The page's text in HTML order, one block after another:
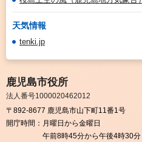
天気情報
tenki.jp
鹿児島市役所
法人番号1000020462012
〒892-8677 鹿児島市山下町11番1号
開庁時間： 月曜日から金曜日
午前8時45分から午後4時30分